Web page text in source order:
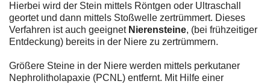
Hierbei wird der Stein mittels Röntgen oder Ultraschall
geortet und dann mittels Stoßwelle zertrümmert. Dieses
Verfahren ist auch geeignet Nierensteine, (bei frühzeitiger
Entdeckung) bereits in der Niere zu zertrümmern.
Größere Steine in der Niere werden mittels perkutaner
Nephrolitholapaxie (PCNL) entfernt. Mit Hilfe einer